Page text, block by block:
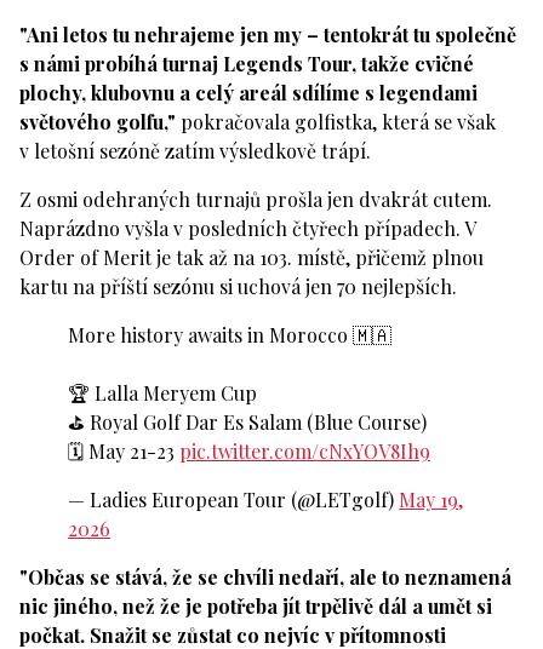
"Ani letos tu nehrajeme jen my – tentokrát tu společně
s námi probíhá turnaj Legends Tour, takže cvičné
plochy, klubovnu a celý areál sdílíme s legendami
světového golfu," pokračovala golfistka, která se však
v letošní sezóně zatím výsledkově trápí.
Z osmi odehraných turnajů prošla jen dvakrát cutem.
Naprázdno vyšla v posledních čtyřech případech. V
Order of Merit je tak až na 103. místě, přičemž plnou
kartu na příští sezónu si uchová jen 70 nejlepších.
More history awaits in Morocco 🇲🇦
🏆 Lalla Meryem Cup
⛳️ Royal Golf Dar Es Salam (Blue Course)
🗓️ May 21-23 pic.twitter.com/cNxYOV8Ih9
— Ladies European Tour (@LETgolf) May 19,
2026
"Občas se stává, že se chvíli nedaří, ale to neznamená
nic jiného, než že je potřeba jít trpělivě dál a umět si
počkat. Snažit se zůstat co nejvíc v přítomnosti